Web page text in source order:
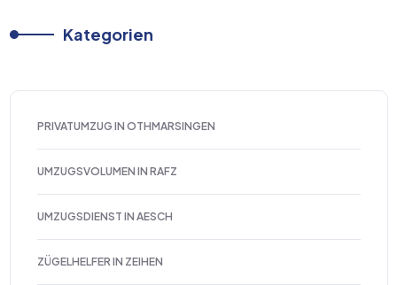
Kategorien
PRIVATUMZUG IN OTHMARSINGEN
UMZUGSVOLUMEN IN RAFZ
UMZUGSDIENST IN AESCH
ZÜGELHELFER IN ZEIHEN